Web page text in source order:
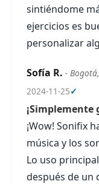
sintiéndome
ejercicios es
personalizar
Sofía R. -
2024-11-25✓
¡Simplemente
¡Wow! Sonifix
música y los
Lo uso
después de un